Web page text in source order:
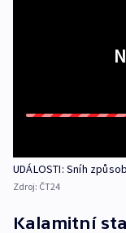
UDÁLOSTI: Sníh
Zdroj: ČT24
Kalamitní